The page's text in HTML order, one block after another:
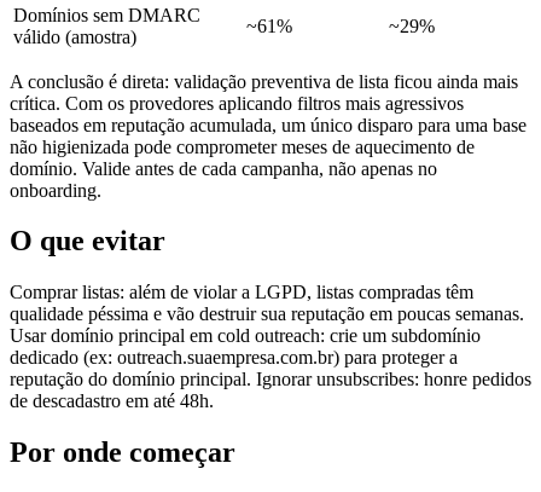
Domínios sem DMARC
válido (amostra)
~61% ~29%
A conclusão é direta: validação preventiva de lista ficou ainda mais
crítica. Com os provedores aplicando filtros mais agressivos
baseados em reputação acumulada, um único disparo para uma base
não higienizada pode comprometer meses de aquecimento de
domínio. Valide antes de cada campanha, não apenas no
onboarding.
O que evitar
Comprar listas: além de violar a LGPD, listas compradas têm
qualidade péssima e vão destruir sua reputação em poucas semanas.
Usar domínio principal em cold outreach: crie um subdomínio
dedicado (ex: outreach.suaempresa.com.br) para proteger a
reputação do domínio principal. Ignorar unsubscribes: honre pedidos
de descadastro em até 48h.
Por onde começar